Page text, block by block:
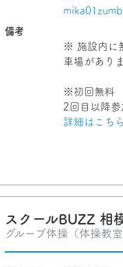
備考
※ 施設内に
車場がありま
※初回無料
2回目以降
詳細はこちら
スクールBUZZ 相
グループ体操（体操教室